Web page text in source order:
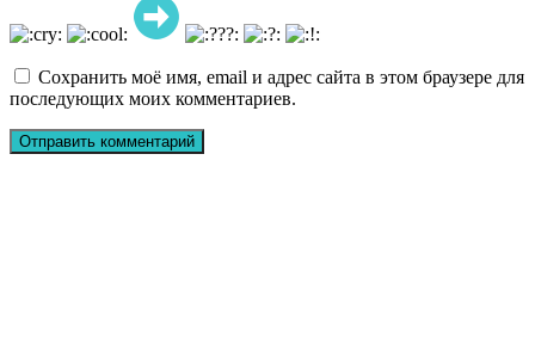
Сохранить моё имя, email и адрес сайта в этом браузере для
последующих моих комментариев.